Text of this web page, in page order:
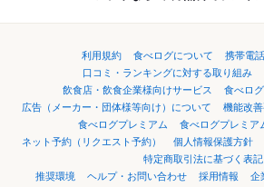
利用規約 食べログについて
携帯電
口コミ・ランキングに対する取り組み
飲食店・飲食企業様向けサービス
食べロ
広告（メーカー・団体様等向け）について
機能改
食べログプレミアム
食べログプレミア
ネット予約（リクエスト予約）
個人情報保護方針
特定商取引法に基づく表記
推奨環境
ヘルプ・お問い合わせ 採用情報 企